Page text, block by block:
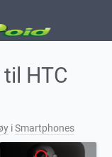
HTC
iSmartphones